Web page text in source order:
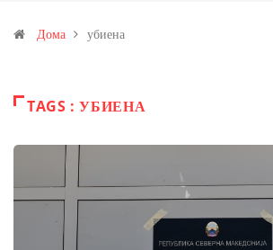
Иловица и со антимонот?
Дома убиена
TAGS : УБИЕНА